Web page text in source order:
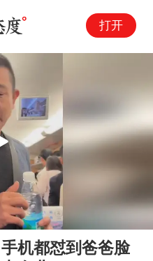
打开
机都怼到爸爸脸